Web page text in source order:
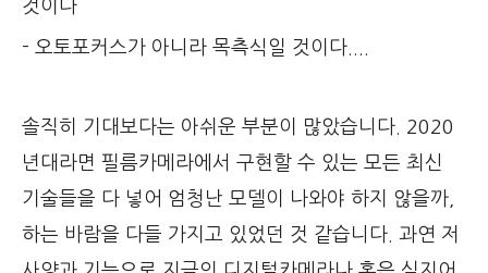
것이다
- 오토포커스가 아니라 목측식일 것이다....
솔직히 기대보다는 아쉬운 부분이 많았습니다. 2020
년대라면 필름카메라에서 구현할 수 있는 모든 최신
기술들을 다 넣어 엄청난 모델이 나와야 하지 않을까,
하는 바람을 다들 가지고 있었던 것 같습니다. 과연 저